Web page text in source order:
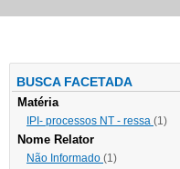
BUSCA FACETADA
Matéria
IPI- processos NT - ressa (1)
Nome Relator
Não Informado (1)